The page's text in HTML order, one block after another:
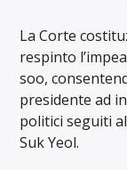
La Corte
respinto
soo,
presidente ad
politici seguiti
Suk Yeol.